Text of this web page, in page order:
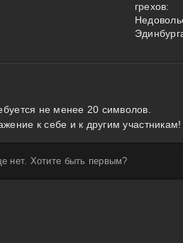
грехов:
не менее 20 символов.
к себе и к другим участникам!
нет. Хотите быть первым?